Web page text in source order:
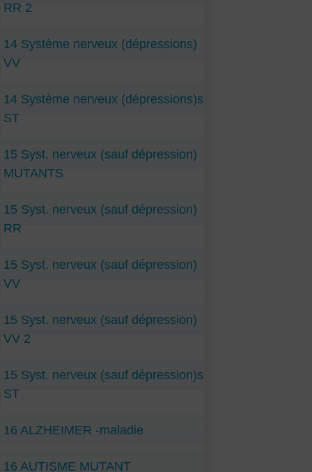
RR 2
14 Système nerveux (dépressions)
VV
14 Système nerveux (dépressions)s
ST
15 Syst. nerveux (sauf dépression)
MUTANTS
15 Syst. nerveux (sauf dépression)
RR
15 Syst. nerveux (sauf dépression)
VV
15 Syst. nerveux (sauf dépression)
VV 2
15 Syst. nerveux (sauf dépression)s
ST
16 ALZHEIMER -maladie
16 AUTISME MUTANT